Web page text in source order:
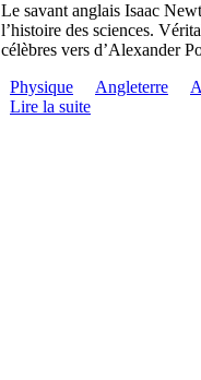
Le savant anglais Isaac
l’histoire des sciences.
célèbres vers d’Alexander
Physique
Angleterre
Lire la suite